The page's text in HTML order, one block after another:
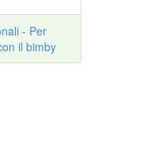
- Per
il bimby